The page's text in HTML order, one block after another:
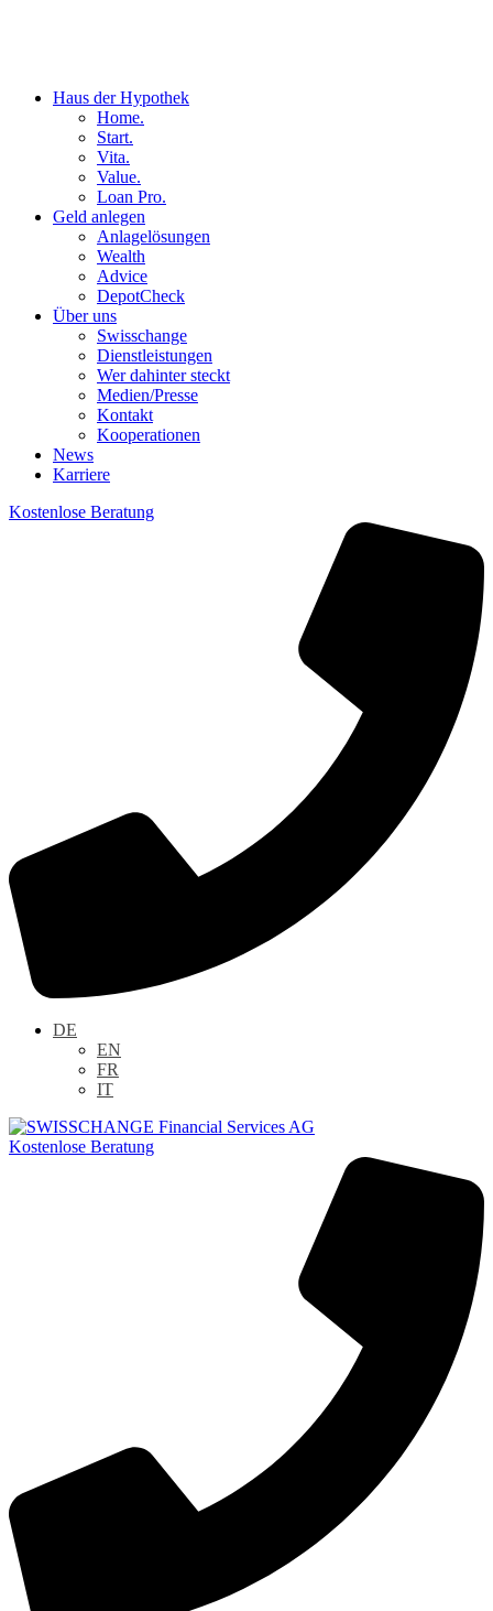
Haus der Hypothek
Home.
Start.
Vita.
Value.
Loan Pro.
Geld anlegen
Anlagelösungen
Wealth
Advice
DepotCheck
Über uns
Swisschange
Dienstleistungen
Wer dahinter steckt
Medien/Presse
Kontakt
Kooperationen
News
Karriere
Kostenlose Beratung
DE
EN
FR
IT
Kostenlose Beratung